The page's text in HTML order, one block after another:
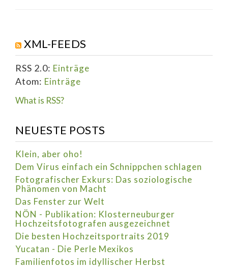
XML-FEEDS
RSS 2.0: Einträge
Atom: Einträge
What is RSS?
NEUESTE POSTS
Klein, aber oho!
Dem Virus einfach ein Schnippchen schlagen
Fotografischer Exkurs: Das soziologische
Phänomen von Macht
Das Fenster zur Welt
NÖN - Publikation: Klosterneuburger
Hochzeitsfotografen ausgezeichnet
Die besten Hochzeitsportraits 2019
Yucatan - Die Perle Mexikos
Familienfotos im idyllischer Herbst